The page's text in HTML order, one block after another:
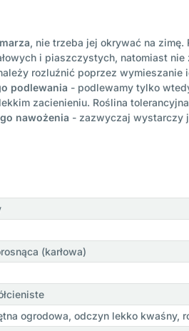
, nie trzeba jej okrywać na
i piaszczystych, natomiast
rozluźnić poprzez
podlewania - podlewamy tylko
zacienieniu. Roślina
nawożenia - zazwyczaj wystarczy
(karłowa)
ogrodowa, odczyn lekko kwaśny,